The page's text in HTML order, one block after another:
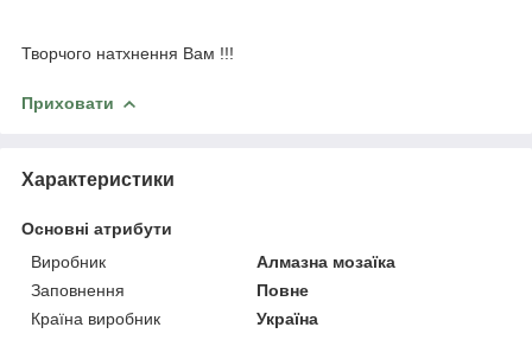
Творчого натхнення Вам !!!
Приховати
Характеристики
Основні атрибути
Виробник
Алмазна мозаїка
Заповнення
Повне
Країна виробник
Україна